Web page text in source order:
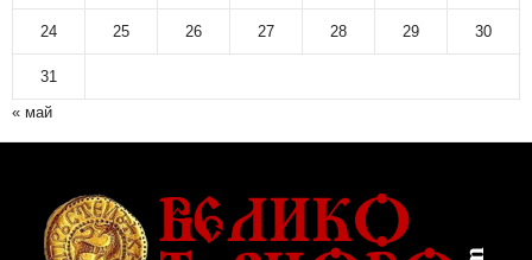
24 25 26 27 28 29 30
31
« май